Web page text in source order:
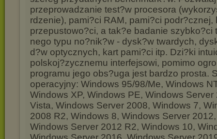
przeprowadzanie test?w procesora
rdzenie), pami?ci RAM, pami?ci podr?cznej,
przepustowo?ci, a tak?e badanie szybko?ci
nego typu no?nik?w - dysk?w twardych,
d?w optycznych, kart pami?ci itp. Dzi?ki
polskoj?zycznemu interfejsowi, pomimo
programu jego obs?uga jest bardzo prosta.
operacyjny: Windows 95/98/Me, Windows
Windows XP, Windows PE, Windows
Vista, Windows Server 2008, Windows 7,
2008 R2, Windows 8, Windows Server
Windows Server 2012 R2, Windows 10,